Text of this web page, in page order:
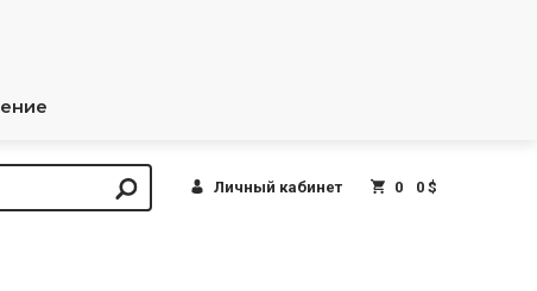
Личный кабинет 0 0 $